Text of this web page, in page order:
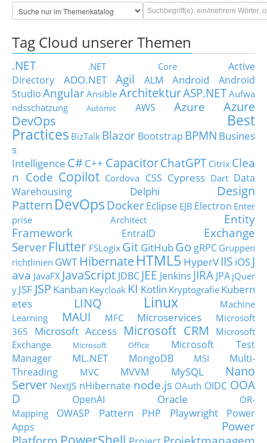
Tag Cloud unserer Themen
.NET .NET Core
Active
Directory
ADO.NET Agil ALM Android
Android
StudioAngularAnsible ArchitekturASP.NETAufwa
ndsschätzung
Automic AWS Azure
Azure
DevOps
Best
Practices BizTalk Blazor Bootstrap BPMN Busines
s
Intelligence C#C++ CapacitorChatGPT Citrix Clea
n Code Copilot Cordova CSS Cypress Dart Data
Warehousing
Delphi
Design
Pattern DevOps DockerEclipse EJB Electron Enter
prise Architect
Entity
Framework
EntraID
Exchange
Server Flutter FSLogix Git GitHubGo gRPC Gruppen
richtlinien GWT HibernateHTML5 HyperVIIS iOSJ
ava JavaFX JavaScript JDBC JEE Jenkins JIRA JPA jQuer
y JSF JSP Kanban Keycloak KI Kotlin Kryptografie Kubern
etes
LINQ Linux
Machine
Learning
MAUI MFC Microservices
Microsoft
365
Microsoft Access Microsoft CRM
Microsoft
Exchange
Microsoft Office
Microsoft Test
Manager
ML.NET MongoDB MSI
Multi-
Threading
MVC MVVM MySQL
Nano
Server NextJS nHibernate node.js OAuth OIDC OOA
D
OpenAI Oracle
OR-
Mapping
OWASP Pattern PHP Playwright
Power
Apps
Power